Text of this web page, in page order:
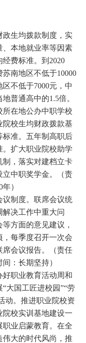
政生均拨款制度，实
、本地就业率等因素
费标准。到2020
南地区不低于10000
不低于7000元，中
普通高中的1.5倍。
所在地公办中职学校
校生均财政拨款基
标准。五年制高职后
扩大职业院校助学
制，落实对建档立卡
立中职奖学金。（责
）
议制度。联席会议统
决工作中重大问
方面的意见建议，
每季度召开一次会
席会议报告。（责任
：长期坚持）
好职业教育活动周和
大国工匠进校园”“劳
动。推进职业院校资
校实训基地建设一
业启蒙教育。在全
大的时代风尚，推